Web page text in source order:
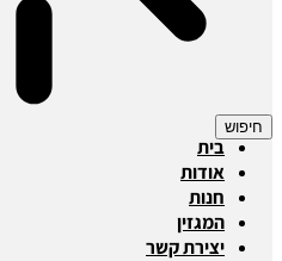
חיפוש
בית
אודות
חנות
המגזין
יצירת קשר